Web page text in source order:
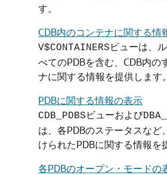
す。
CDB内のコンテナに関する情
V$CONTAINERS ビューは、
べてのPDBを含む、CDB内の
ナに関する情報を提供します。
PDBに関する情報の表示
CDB_PDBS ビューおよび
は、各PDBのステータスなど
けられたPDBに関する情報を
各PDBのオープン・モードの